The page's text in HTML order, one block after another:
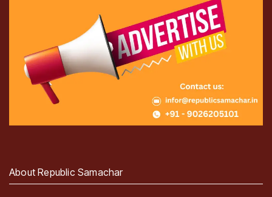
About Republic Samachar